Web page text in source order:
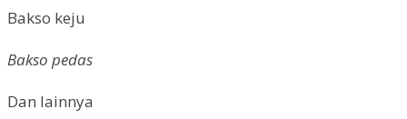
Bakso keju
Bakso pedas
Dan lainnya